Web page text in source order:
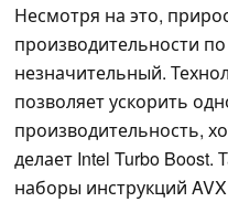
Несмотря на это,
производительности
незначительный.
позволяет ускорить
производительность,
делает Intel Turbo
наборы инструкций